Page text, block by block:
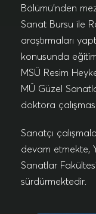
Bölümü’nden
Sanat Bursu ile
araştırmaları
konusunda
MSÜ Resim
MÜ Güzel
doktora
Sanatçı
devam etmekte,
Sanatlar
sürdürmektedir.